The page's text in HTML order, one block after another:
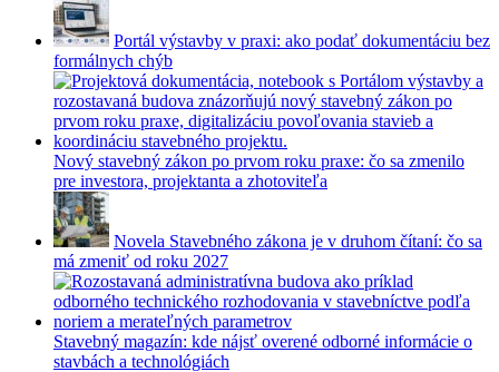
Portál výstavby v praxi: ako podať dokumentáciu bez
formálnych chýb
Nový stavebný zákon po prvom roku praxe: čo sa zmenilo
pre investora, projektanta a zhotoviteľa
Novela Stavebného zákona je v druhom čítaní: čo sa
má zmeniť od roku 2027
Stavebný magazín: kde nájsť overené odborné informácie o
stavbách a technológiách